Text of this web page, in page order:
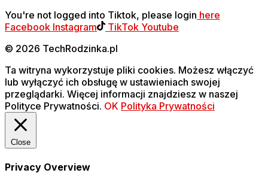
You're not logged into Tiktok, please login here
Facebook Instagram TikTok Youtube
© 2026 TechRodzinka.pl
Ta witryna wykorzystuje pliki cookies. Możesz włączyć
lub wyłączyć ich obsługę w ustawieniach swojej
przeglądarki. Więcej informacji znajdziesz w naszej
Polityce Prywatności. OK Polityka Prywatności
Close
Privacy Overview